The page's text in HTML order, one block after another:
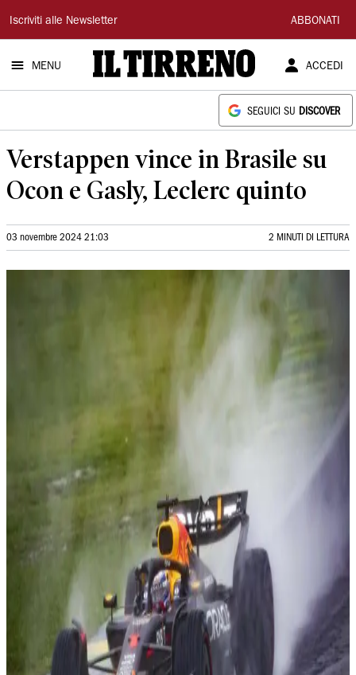
Il
Tirreno
Iscriviti alle Newsletter ABBONATI
MENU ACCEDI
SEGUICI SU DISCOVER
Verstappen vince in Brasile su
Ocon e Gasly, Leclerc quinto
03 novembre 2024 21:03 2 MINUTI DI LETTURA